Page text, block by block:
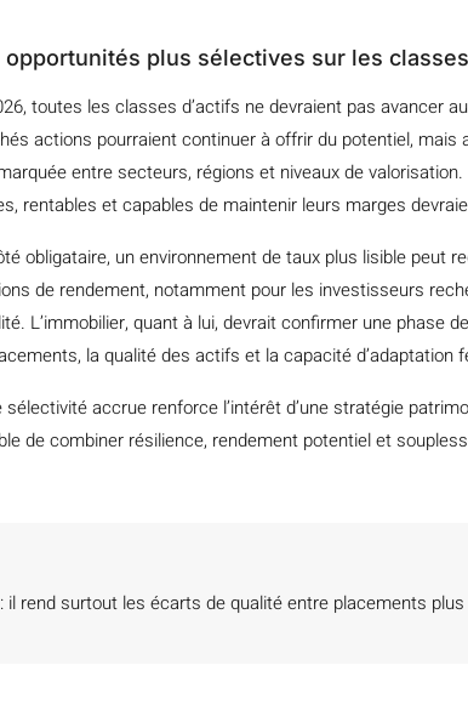
opportunités plus sélectives sur les
toutes les classes d’actifs ne devraient pas avancer
actions pourraient continuer à offrir du potentiel, mais
entre secteurs, régions et niveaux de
rentables et capables de maintenir leurs marges
obligataire, un environnement de taux plus lisible peut
de rendement, notamment pour les investisseurs
L’immobilier, quant à lui, devrait confirmer une phase
la qualité des actifs et la capacité d’adaptation
sélectivité accrue renforce l’intérêt d’une stratégie
de combiner résilience, rendement potentiel et
rend surtout les écarts de qualité entre placements